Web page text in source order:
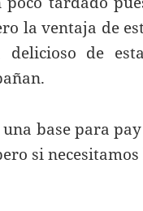
la ventaja de
delicioso de
base para
si